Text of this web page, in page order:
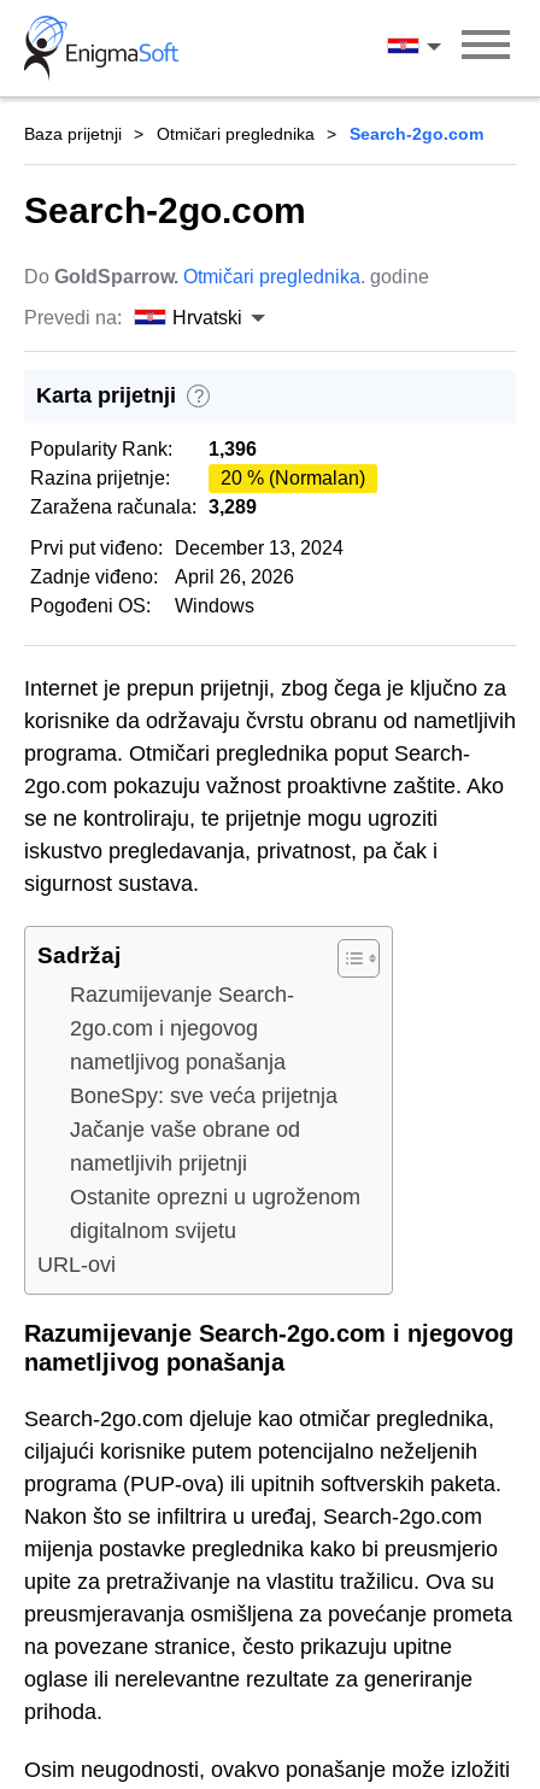
Skip
content
Hrvatski
Baza prijetnji Otmičari preglednika Search-2go.com
Search-2go.com
Do GoldSparrow. Otmičari preglednika. godine
Prevedi na:
Hrvatski
Karta prijetnji ?
Popularity Rank:
1,396
Razina prijetnje:
20 % (Normalan)
Zaražena računala:
3,289
Prvi put viđeno:
December 13, 2024
Zadnje viđeno:
April 26, 2026
Pogođeni OS:
Windows
Internet je prepun prijetnji, zbog čega je ključno za
korisnike da održavaju čvrstu obranu od nametljivih
programa. Otmičari preglednika poput Search-
2go.com pokazuju važnost proaktivne zaštite. Ako
se ne kontroliraju, te prijetnje mogu ugroziti
iskustvo pregledavanja, privatnost, pa čak i
sigurnost sustava.
Sadržaj
Razumijevanje Search-
2go.com i njegovog
nametljivog ponašanja
BoneSpy: sve veća prijetnja
Jačanje vaše obrane od
nametljivih prijetnji
Ostanite oprezni u ugroženom
digitalnom svijetu
URL-ovi
Razumijevanje Search-2go.com i njegovog
nametljivog ponašanja
Search-2go.com djeluje kao otmičar preglednika,
ciljajući korisnike putem potencijalno neželjenih
programa (PUP-ova) ili upitnih softverskih paketa.
Nakon što se infiltrira u uređaj, Search-2go.com
mijenja postavke preglednika kako bi preusmjerio
upite za pretraživanje na vlastitu tražilicu. Ova su
preusmjeravanja osmišljena za povećanje prometa
na povezane stranice, često prikazuju upitne
oglase ili nerelevantne rezultate za generiranje
prihoda.
Osim neugodnosti, ovakvo ponašanje može izložiti